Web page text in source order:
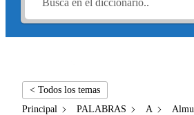
< Todos los temas
Principal
PALABRAS A